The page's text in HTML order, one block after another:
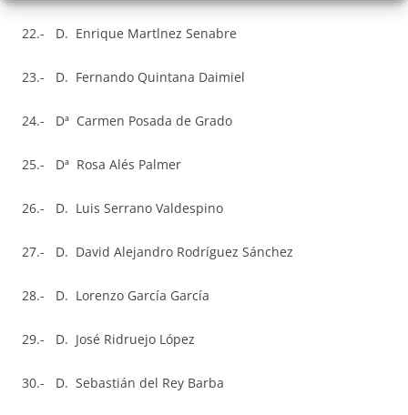
22.- D. Enrique Martlnez Senabre
23.- D. Fernando Quintana Daimiel
24.- Dª Carmen Posada de Grado
25.- Dª Rosa Alés Palmer
26.- D. Luis Serrano Valdespino
27.- D. David Alejandro Rodríguez Sánchez
28.- D. Lorenzo García García
29.- D. José Ridruejo López
30.- D. Sebastián del Rey Barba